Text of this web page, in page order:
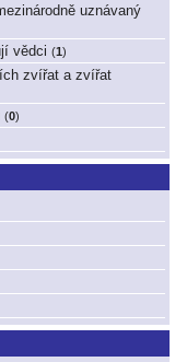
uznávaný
vědci (1)
zvířat a zvířat
(0)